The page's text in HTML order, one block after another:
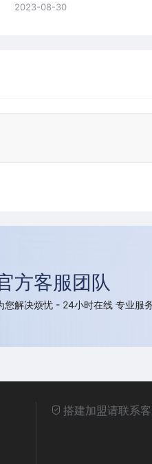
2023-08-30
方客服团队
您解决烦忧 - 24小时在线 专业服
搭建加盟请联系